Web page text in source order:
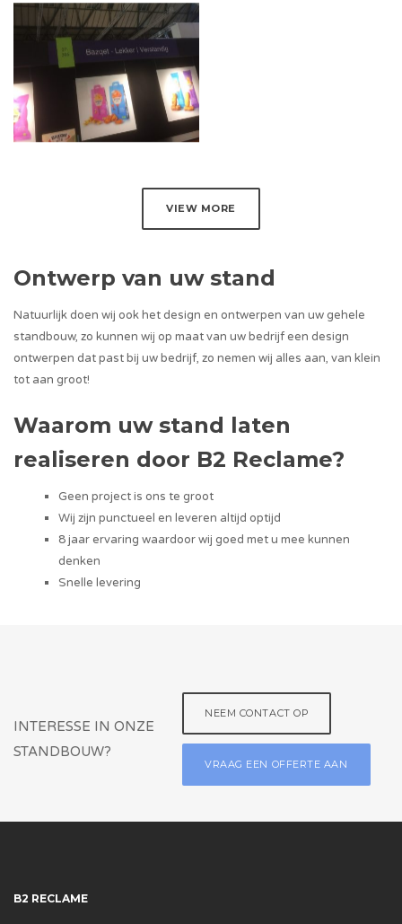
VIEW MORE
Ontwerp van uw stand
Natuurlijk doen wij ook het design en ontwerpen van uw gehele
standbouw, zo kunnen wij op maat van uw bedrijf een design
ontwerpen dat past bij uw bedrijf, zo nemen wij alles aan, van klein
tot aan groot!
Waarom uw stand laten
realiseren door B2 Reclame?
Geen project is ons te groot
Wij zijn punctueel en leveren altijd optijd
8 jaar ervaring waardoor wij goed met u mee kunnen
denken
Snelle levering
INTERESSE IN ONZE
STANDBOUW?
NEEM CONTACT OP
VRAAG EEN OFFERTE AAN
B2 RECLAME